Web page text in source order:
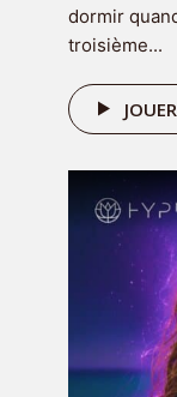
Site web
🎁
dormir
troisième...